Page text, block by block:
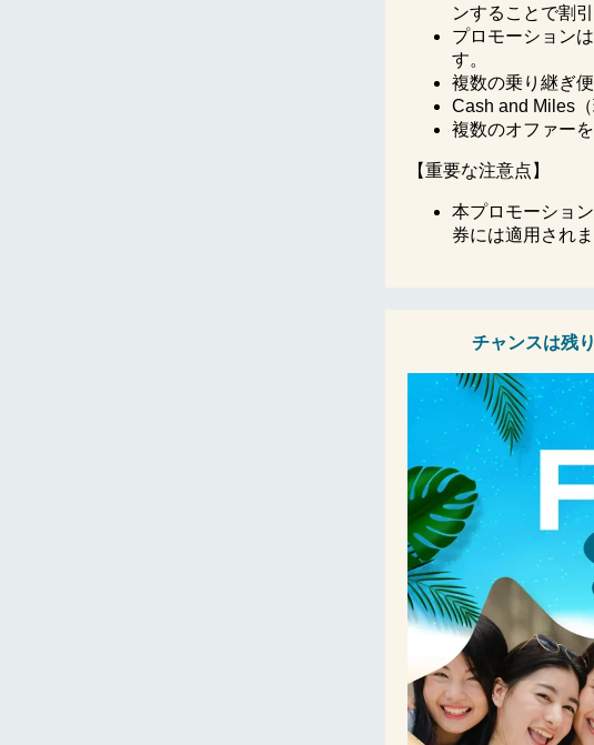
ンすることで割
プロモーション
す。
複数の乗り継ぎ
Cash and Miles
複数のオファー
【重要な注意点】
本プロモーション
券には適用されま
チャンスは残